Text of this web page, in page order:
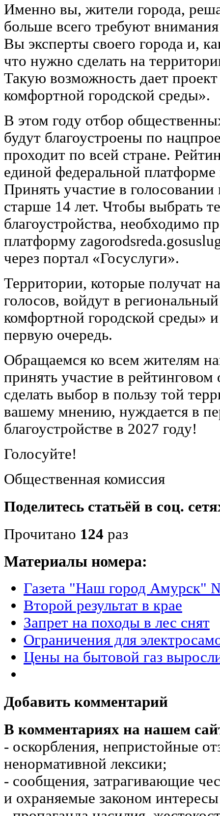
Именно вы, жители города,
больше всего требуют
Вы эксперты своего города и,
что нужно сделать на
Такую возможность дает
комфортной городской среды».
В этом году отбор
будут благоустроены по
проходит по всей стране.
единой федеральной платформе
Принять участие в
старше 14 лет. Чтобы выбрать
благоустройства, необходимо
платформу
через портал «Госуслуги».
Территории, которые получат
голосов, войдут в
комфортной городской среды»
первую очередь.
Обращаемся ко всем жителям
принять участие в
сделать выбор в пользу той
вашему мнению, нуждается в
благоустройстве в 2027 году!
Голосуйте!
Общественная комиссия
Поделитесь статьёй в соц.
Прочитано 124 раз
Материалы номера:
Газета "Наш город Амурск"
Второй результат в крае
Запрет на походы в лес снят
Ограничения для
Цены на бытовой газ
Добавить комментарий
В комментариях на нашем
- оскорбления, непристойные
ненормативной лексики;
- сообщения, затрагивающие
и охраняемые законом